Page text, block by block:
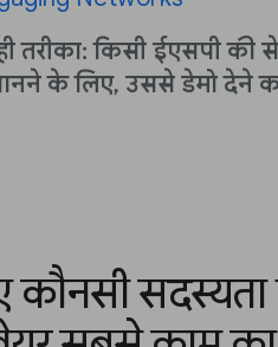
तरीका: किसी ईएसपी की
के लिए, उससे डेमो देने
कौनसी